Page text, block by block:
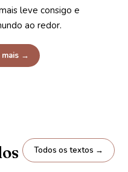
leve consigo e
ao redor.
mais →
Todos os textos →